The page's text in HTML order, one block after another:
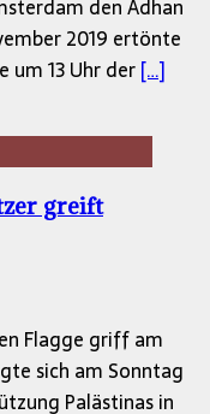
den Adhan
2019 ertönte
um 13 Uhr der[…]
greift
Flagge griff am
sich am Sonntag
Palästinas in